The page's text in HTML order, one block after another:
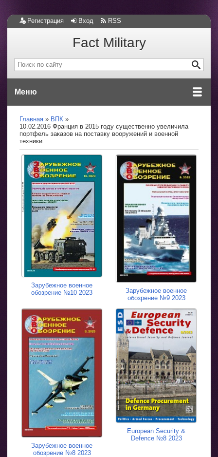
Регистрация Вход RSS
Fact Military
Меню
Главная
ВПК
10.02.2016 Франция в 2015 году существенно увеличила
портфель заказов на поставку вооружений и военной
техники
Зарубежное военное
обозрение №10 2023
Зарубежное военное
обозрение №9 2023
Зарубежное военное
обозрение №8 2023
European Security &
Defence №8 2023